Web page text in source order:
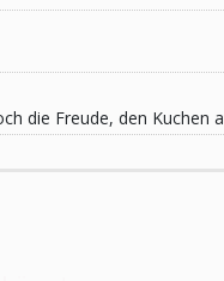
die Freude, den Kuchen